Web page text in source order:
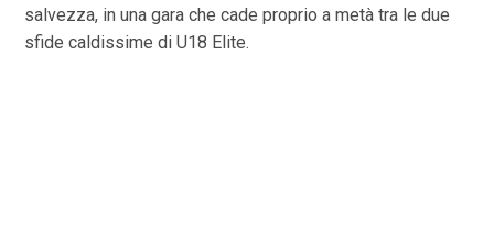
salvezza, in una gara che cade proprio a metà tra le due
sfide caldissime di U18 Elite.